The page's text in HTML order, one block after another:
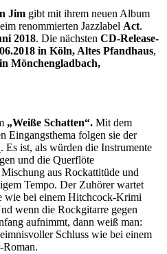
Jim gibt mit ihrem neuen Album
renommierten Jazzlabel Act.
2018. Die nächsten CD-Release-
in Köln, Altes Pfandhaus,
Mönchengladbach,
„Weiße Schatten“. Mit dem
Eingangsthema folgen sie der
. Es ist, als würden die Instrumente
und die Querflöte
aus Rockattitüde und
Tempo. Der Zuhörer wartet
wie bei einem Hitchcock-Krimi
wenn die Rockgitarre gegen
aufnimmt, dann weiß man:
Schluss wie bei einem
Roman.